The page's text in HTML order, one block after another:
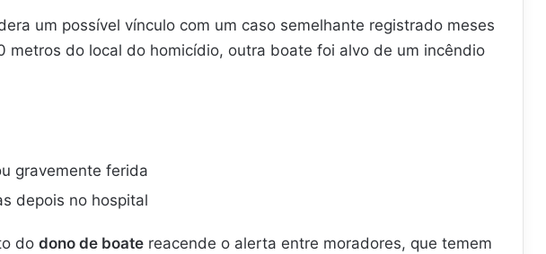
um possível vínculo com um caso semelhante registrado meses
metros do local do homicídio, outra boate foi alvo de um incêndio
gravemente ferida
depois no hospital
do dono de boate reacende o alerta entre moradores, que temem